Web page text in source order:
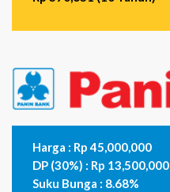
Harga : Rp 45,000,000
DP (30%) : Rp 13,500,000
Suku Bunga : 8.68%